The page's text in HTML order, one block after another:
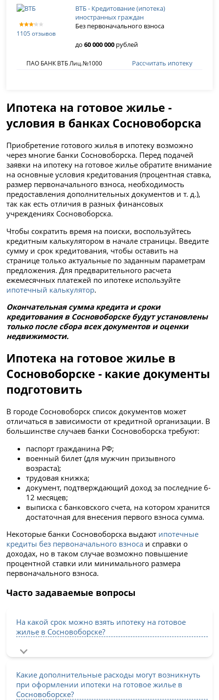
1105 отзывов
ВТБ - Кредитование (ипотека)
иностранных граждан
Без первоначального взноса
до60 000 000 рублей
ПАО БАНК ВТБ Лиц.№1000 Рассчитать ипотеку
Ипотека на готовое жилье -
условия в банках Сосновоборска
Приобретение готового жилья в ипотеку возможно
через многие банки Сосновоборска. Перед подачей
заявки на ипотеку на готовое жилье обратите внимание
на основные условия кредитования (процентная ставка,
размер первоначального взноса, необходимость
предоставления дополнительных документов и т. д.),
так как есть отличия в разных финансовых
учреждениях Сосновоборска.
Чтобы сократить время на поиски, воспользуйтесь
кредитным калькулятором в начале страницы. Введите
сумму и срок кредитования, чтобы оставить на
странице только актуальные по заданным параметрам
предложения. Для предварительного расчета
ежемесячных платежей по ипотеке используйте
ипотечный калькулятор.
Окончательная сумма кредита и сроки
кредитования в Сосновоборске будут установлены
только после сбора всех документов и оценки
недвижимости.
Ипотека на готовое жилье в
Сосновоборске - какие документы
подготовить
В городе Сосновоборск список документов может
отличаться в зависимости от кредитной организации. В
большинстве случаев банки Сосновоборска требуют:
паспорт гражданина РФ;
военный билет (для мужчин призывного
возраста);
трудовая книжка;
документ, подтверждающий доход за последние 6-
12 месяцев;
выписка с банковского счета, на котором хранится
достаточная для внесения первого взноса сумма.
Некоторые банки Сосновоборска выдают ипотечные
кредиты без первоначального взноса и справки о
доходах, но в таком случае возможно повышение
процентной ставки или минимального размера
первоначального взноса.
Часто задаваемые вопросы
На какой срок можно взять ипотеку на готовое
жилье в Сосновоборске?
Какие дополнительные расходы могут возникнуть
при оформлении ипотеки на готовое жилье в
Сосновоборске?